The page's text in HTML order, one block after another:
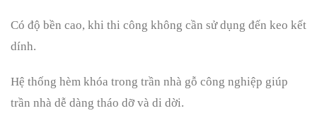
Có độ bền cao, khi thi công không cần sử dụng đến keo kết
dính.
Hệ thống hèm khóa trong trần nhà gỗ công nghiệp giúp
trần nhà dễ dàng tháo dỡ và di dời.